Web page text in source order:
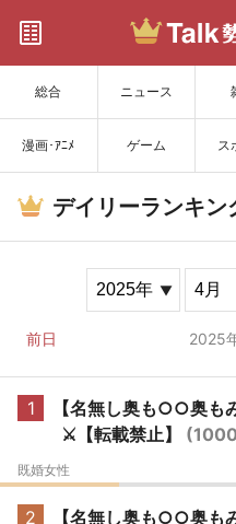
総合 ニュース
漫画･ｱﾆﾒ ゲーム ス
サ
デイリーランキン
前日 2025
1
【名無し奥も○○奥も
⚔️【転載禁止】
既婚女性
2
【名無し奥も○○奥も